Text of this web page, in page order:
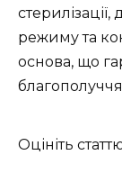
режиму та
основа, що
Оцініть